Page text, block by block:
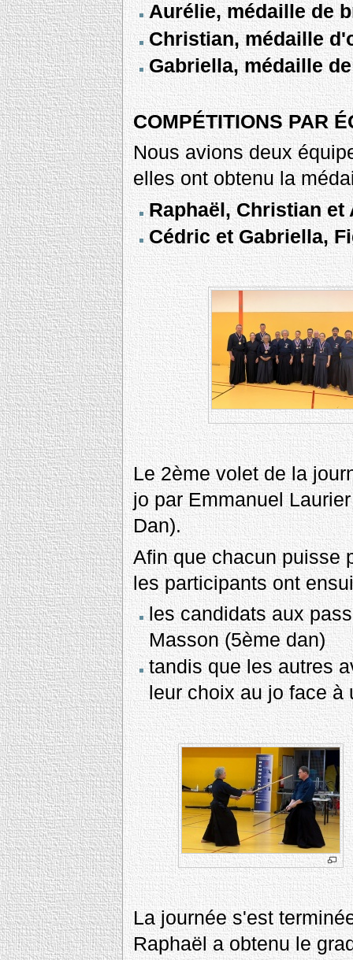
Aurélie, médaille de
Christian, médaille
Gabriella, médaille
COMPÉTITIONS PAR
Nous avions deux
elles ont obtenu la
Raphaël, Christian
Cédric et Gabriella,
Le 2ème volet de la
jo par Emmanuel
Dan).
Afin que chacun puisse
les participants ont
les candidats aux
Masson (5ème dan)
tandis que les autres
leur choix au jo face à
La journée s'est
Raphaël a obtenu le